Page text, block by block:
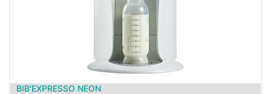
BIB'EXPRESSO NEON